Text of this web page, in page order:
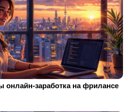
онлайн-заработка на фрилансе